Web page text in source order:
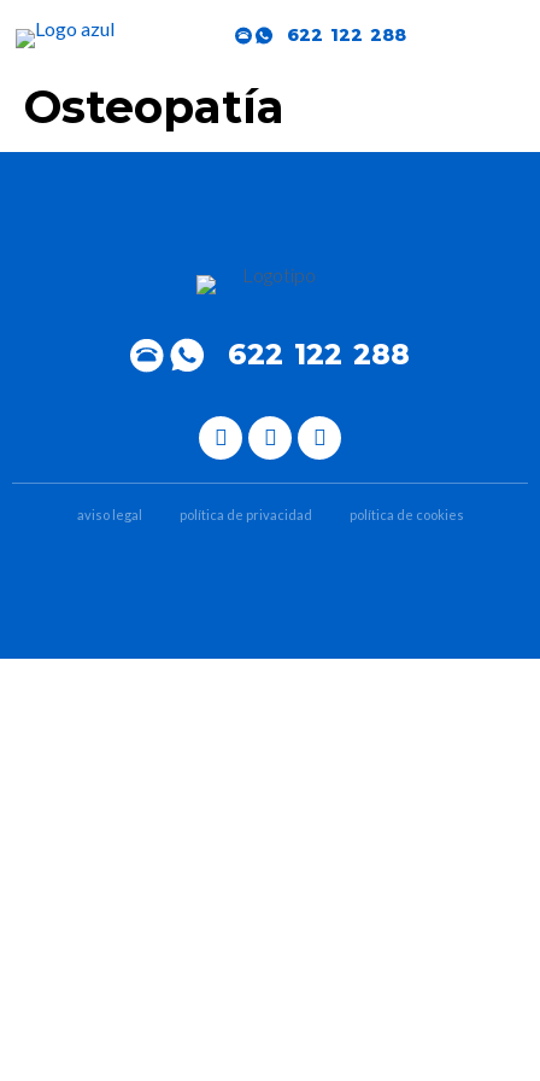
622 122 288
Osteopatía
622 122 288
aviso legal política de privacidad política de cookies